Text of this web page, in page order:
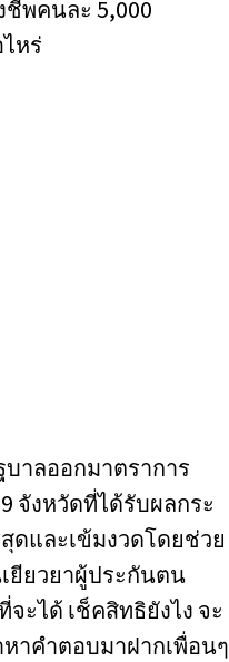
าลออกมาตราการ
จังหวัดที่ได้รับผลกระ
และเข้มงวดโดยช่วย
ยียวยาผู้ประกันตน
ะได้ เช็คสิทธิยังไง จะ
หาคำตอบมาฝากเพื่อนๆ